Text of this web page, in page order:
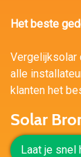
Het beste
Vergelijksolar
alle
klanten het
Solar
Laat je snel